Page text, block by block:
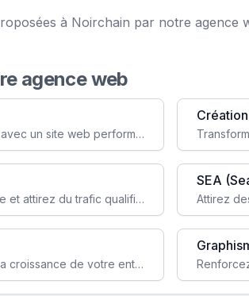
à Noirchain par notre agence
agence web
Augmentez votre visibilité et crédibilité en ligne avec un site web performant, conçu pour attirer plus de clients.
Boostez la visibilité de votre site web sur Google et attirez du trafic qualifié grâce à nos stratégies SEO.
SEA
Augmentez votre notoriété en ligne et stimulez la croissance de votre entreprise grâce à une stratégie sociale sur mesure.